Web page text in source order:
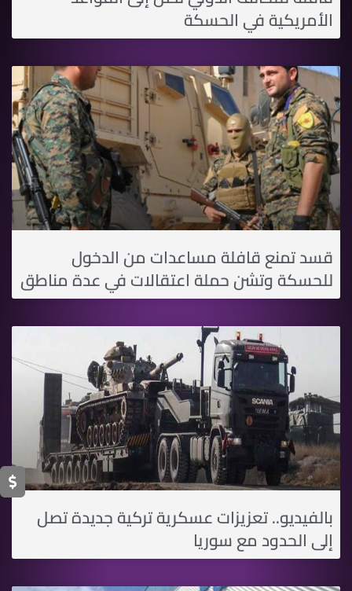
الأمريكية في الحسكة
قسد تمنع قافلة مساعدات من الدخول
للحسكة وتشن حملة اعتقالات في عدة مناطق
بالفيديو.. تعزيزات عسكرية تركية جديدة تصل
إلى الحدود مع سوريا